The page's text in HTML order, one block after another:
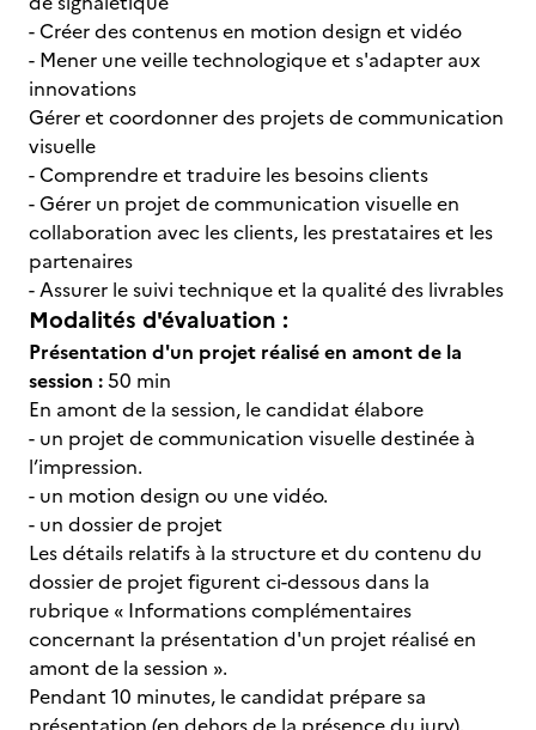
- Créer des contenus en motion design et vidéo
- Mener une veille technologique et s'adapter aux
innovations
Gérer et coordonner des projets de communication
visuelle
- Comprendre et traduire les besoins clients
- Gérer un projet de communication visuelle en
collaboration avec les clients, les prestataires et les
partenaires
- Assurer le suivi technique et la qualité des livrables
Modalités d'évaluation :
Présentation d'un projet réalisé en amont de la
session :50 min
En amont de la session, le candidat élabore
- un projet de communication visuelle destinée à
l’impression.
- un motion design ou une vidéo.
- un dossier de projet
Les détails relatifs à la structure et du contenu du
dossier de projet figurent ci-dessous dans la
rubrique « Informations complémentaires
concernant la présentation d'un projet réalisé en
amont de la session ».
Pendant 10 minutes, le candidat prépare sa